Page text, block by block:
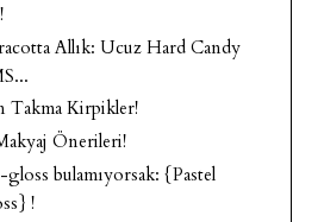
Allık: Ucuz Hard Candy
Takma Kirpikler!
Önerileri!
gloss bulamıyorsak: {Pastel
!